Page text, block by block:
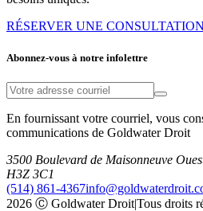
RÉSERVER UNE CONSULTATION
Abonnez-vous à notre infolettre
En fournissant votre courriel, vous
communications de Goldwater Droit
3500 Boulevard de Maisonneuve
H3Z 3C1
(514) 861-4367
2026 Ⓒ Goldwater Droit|Tous droits